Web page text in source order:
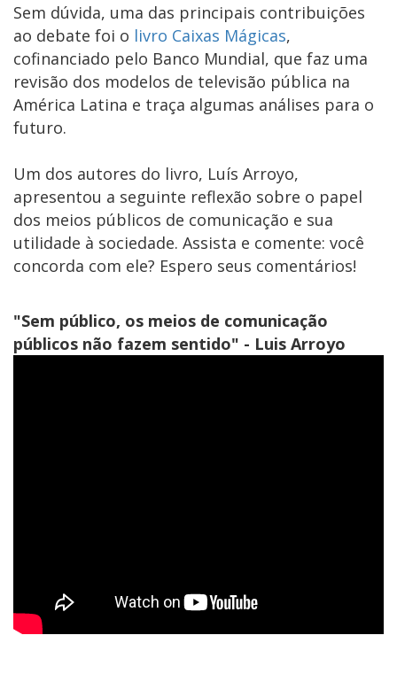
Sem dúvida, uma das principais contribuições
ao debate foi o livro Caixas Mágicas,
cofinanciado pelo Banco Mundial, que faz uma
revisão dos modelos de televisão pública na
América Latina e traça algumas análises para o
futuro.
Um dos autores do livro, Luís Arroyo,
apresentou a seguinte reflexão sobre o papel
dos meios públicos de comunicação e sua
utilidade à sociedade. Assista e comente: você
concorda com ele? Espero seus comentários!
"Sem público, os meios de comunicação
públicos não fazem sentido" - Luis Arroyo